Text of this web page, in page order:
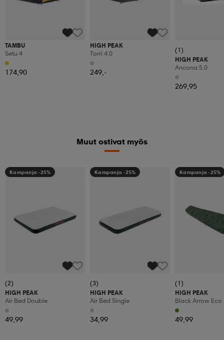
TAMBU
Setu 4
174,90
HIGH PEAK
Torri 4.0
249,-
(1)
HIGH PEAK
Ancona 5.0
269,95
Muut ostivat myös
Kampanja -25%
(2)
HIGH PEAK
Air Bed Double
49,99
Kampanja -25%
(3)
HIGH PEAK
Air Bed Single
34,99
Kampanja -25%
(1)
HIGH PEAK
Black Arrow Eco
49,99